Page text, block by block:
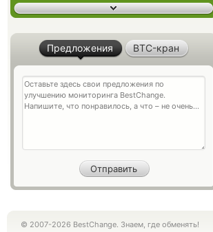
Предложения BTC-кран
© 2007-2026 BestChange. Знаем, где обменять!